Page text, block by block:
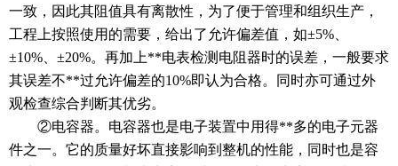
一致，因此其阻值具有离散性，为了便于管理和组织生产，
工程上按照使用的需要，给出了允许偏差值，如±5%、
±10%、±20%。再加上**电表检测电阻器时的误差，一般要求
其误差不**过允许偏差的10%即认为合格。同时亦可通过外
观检查综合判断其优劣。
②电容器。电容器也是电子装置中用得**多的电子元器
件之一。它的质量好坏直接影响到整机的性能，同时也是容